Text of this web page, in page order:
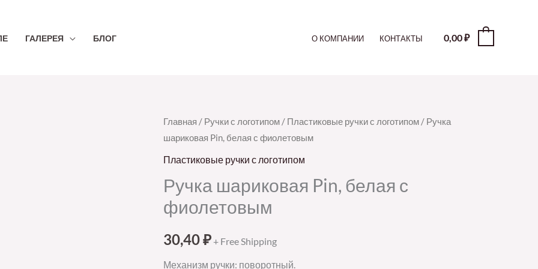
ГАЛЕРЕЯ БЛОГ О КОМПАНИИ КОНТАКТЫ 0,00₽
Главная / Ручки с логотипом / Пластиковые ручки с логотипом / Ручка
шариковая Pin, белая с фиолетовым
Пластиковые ручки с логотипом
Ручка шариковая Pin, белая с
фиолетовым
30,40₽ + Free Shipping
Механизм ручки: поворотный.
Количество
товара
Ручка
Pin,
белая
фиолетовым